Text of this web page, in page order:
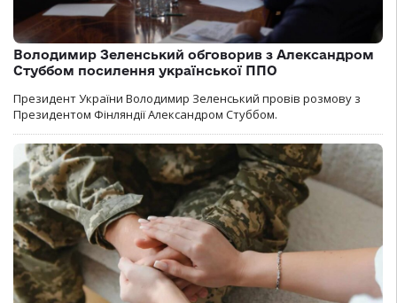
Володимир Зеленський обговорив з Александром
Стуббом посилення української ППО
Президент України Володимир Зеленський провів розмову з
Президентом Фінляндії Александром Стуббом.